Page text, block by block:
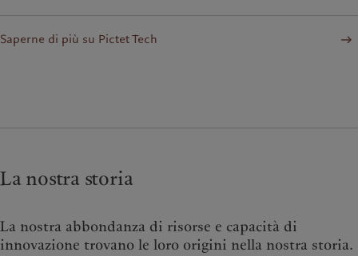
Saperne di più su Pictet Tech
La nostra storia
La nostra abbondanza di risorse e capacità di
innovazione trovano le loro origini nella nostra storia.